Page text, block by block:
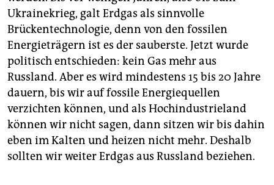
Ukrainekrieg, galt Erdgas als sinnvolle
Brückentechnologie, denn von den fossilen
Energieträgern ist es der sauberste. Jetzt wurde
politisch entschieden: kein Gas mehr aus
Russland. Aber es wird mindestens 15 bis 20 Jahre
dauern, bis wir auf fossile Energiequellen
verzichten können, und als Hochindustrieland
können wir nicht sagen, dann sitzen wir bis dahin
eben im Kalten und heizen nicht mehr. Deshalb
sollten wir weiter Erdgas aus Russland beziehen.